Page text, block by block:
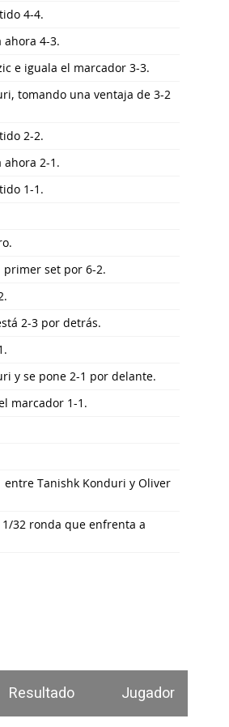
4-4.
4-3.
e iguala el marcador 3-3.
tomando una ventaja de 3-2
2-2.
2-1.
1-1.
primer set por 6-2.
2-3 por detrás.
y se pone 2-1 por delante.
marcador 1-1.
Tanishk Konduri y Oliver
32 ronda que enfrenta a
Resultado Jugador